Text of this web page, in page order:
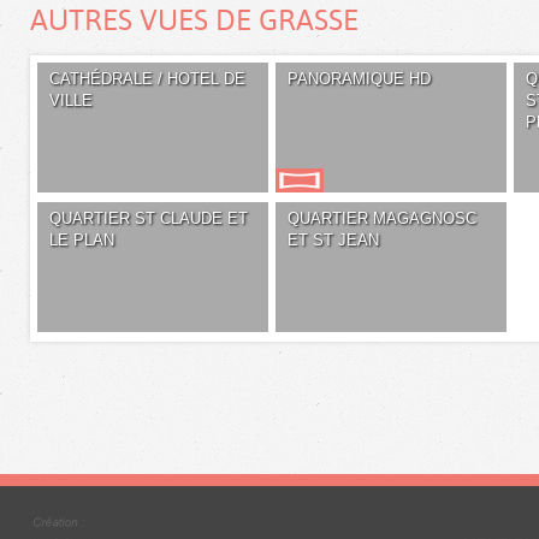
AUTRES VUES DE GRASSE
CATHÉDRALE / HOTEL DE
VILLE
PANORAMIQUE HD
QUARTIER ST CLAUDE ET
LE PLAN
QUARTIER MAGAGNOSC
ET ST JEAN